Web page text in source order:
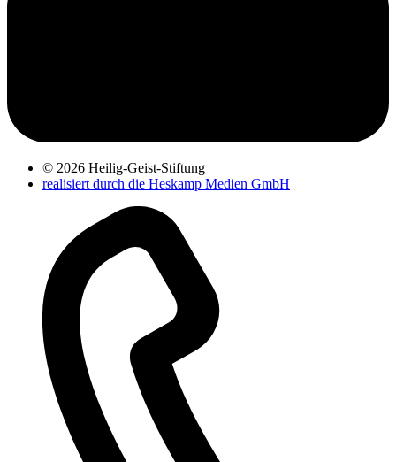
© 2026 Heilig-Geist-Stiftung
realisiert durch die Heskamp Medien GmbH